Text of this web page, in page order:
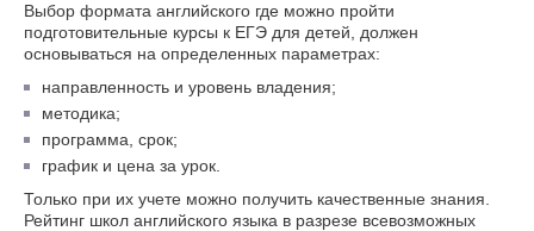
Выбор формата английского где можно пройти
подготовительные курсы к ЕГЭ для детей, должен
основываться на определенных параметрах:
направленность и уровень владения;
методика;
программа, срок;
график и цена за урок.
Только при их учете можно получить качественные знания.
Рейтинг школ английского языка в разрезе всевозможных